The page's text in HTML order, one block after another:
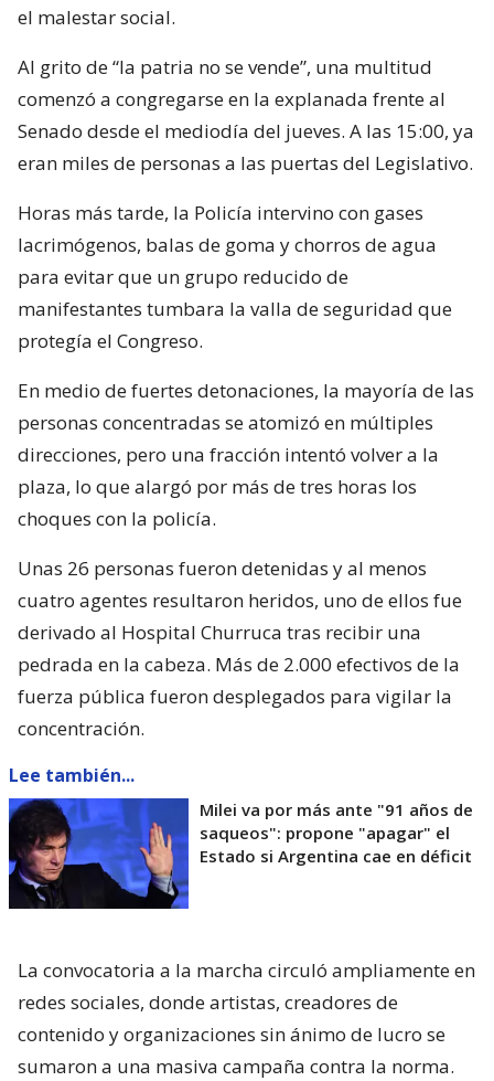
el malestar social.
Al grito de “la patria no se vende”, una multitud
comenzó a congregarse en la explanada frente al
Senado desde el mediodía del jueves. A las 15:00, ya
eran miles de personas a las puertas del Legislativo.
Horas más tarde, la Policía intervino con gases
lacrimógenos, balas de goma y chorros de agua
para evitar que un grupo reducido de
manifestantes tumbara la valla de seguridad que
protegía el Congreso.
En medio de fuertes detonaciones, la mayoría de las
personas concentradas se atomizó en múltiples
direcciones, pero una fracción intentó volver a la
plaza, lo que alargó por más de tres horas los
choques con la policía.
Unas 26 personas fueron detenidas y al menos
cuatro agentes resultaron heridos, uno de ellos fue
derivado al Hospital Churruca tras recibir una
pedrada en la cabeza. Más de 2.000 efectivos de la
fuerza pública fueron desplegados para vigilar la
concentración.
Lee también...
Milei va por más ante "91 años de
saqueos": propone "apagar" el
Estado si Argentina cae en déficit
La convocatoria a la marcha circuló ampliamente en
redes sociales, donde artistas, creadores de
contenido y organizaciones sin ánimo de lucro se
sumaron a una masiva campaña contra la norma.